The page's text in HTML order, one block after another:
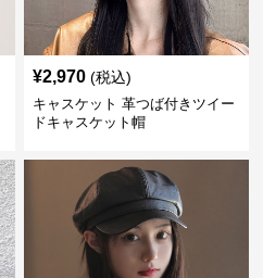
¥2,970 (税込)
キャスケット 革つば付きツイー
ドキャスケット帽